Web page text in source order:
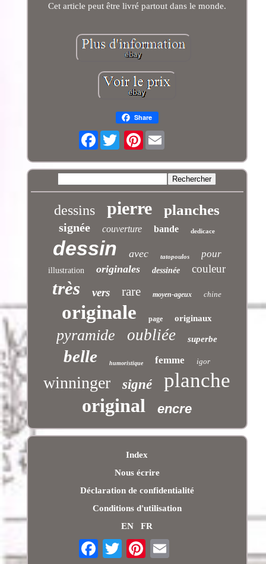
Cet article peut être livré partout dans le monde.
Share
Facebook Pinterest
dessins pierre planches
signée couverture bande dedicace
dessin avec tatopoulos pour
illustration originales dessinée couleur
très vers rare moyen-ageux chine
originale page originaux
pyramide oubliée superbe
belle humoristique femme igor
winninger signé planche
original encre
Index
Nous écrire
Déclaration de confidentialité
Conditions d'utilisation
EN
FR